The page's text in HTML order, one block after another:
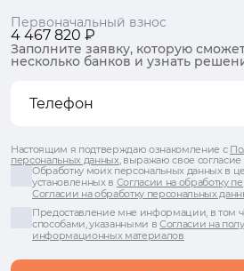
Первоначальный взнос
4 467 820 ₽
Заполните заявку, которую
несколько банков и узнать
Настоящим я подтверждаю ознакомление с
персональных данных, выражаю свое согласие
Обработку моих персональных данных в
установленных в Согласии на обработку
Согласии на обработку персональных
Предоставление мне информации, в том
способами, указанными вСогласии на
информационных материалов